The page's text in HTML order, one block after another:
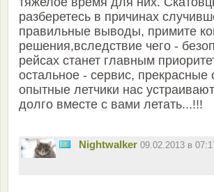
разберетесь в причинах
правильные выводы, примите
решения,вследствие чего -
рейсах станет главным
остальное - сервис,
опытные летчики нас
долго вместе с вами летать...!!!
Nightwalker 09.02.2013 в